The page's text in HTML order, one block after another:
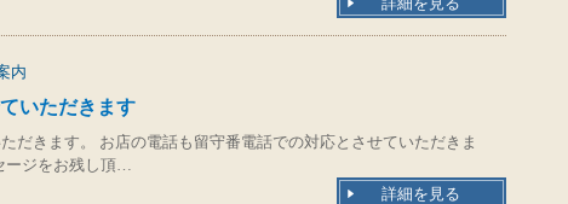
内
いただきます
きます。 お店の電話も留守番電話での対応とさせていただきま
ージをお残し頂…
詳細を見る